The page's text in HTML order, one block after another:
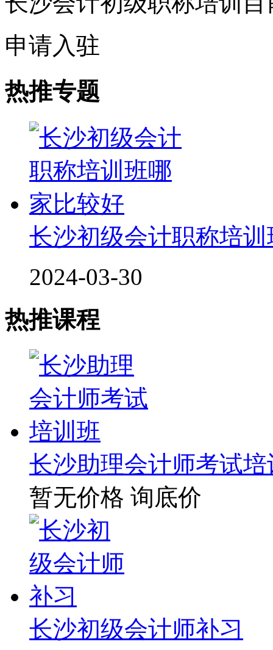
申请入驻
热推专题
长沙初级会计职称培
2024-03-30
热推课程
长沙助理会计师考试培
暂无价格 询底价
长沙初级会计师补习